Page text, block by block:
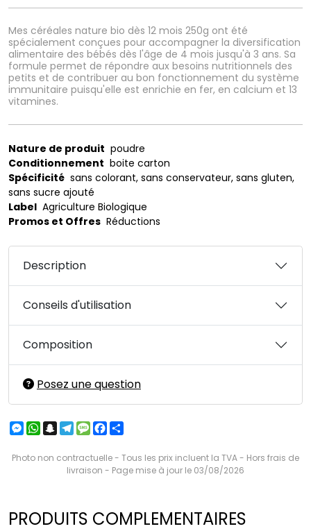
Mes céréales nature bio dès 12 mois 250g ont été
spécialement conçues pour accompagner la diversification
alimentaire des bébés dès l'âge de 4 mois jusqu'à 3 ans. Sa
formule permet de répondre aux besoins nutritionnels des
petits et de contribuer au bon fonctionnement du système
immunitaire puisqu'elle est enrichie en fer, en calcium et 13
vitamines.
Nature de produit poudre
Conditionnement boite carton
Spécificité sans colorant, sans conservateur, sans gluten,
sans sucre ajouté
Label Agriculture Biologique
Promos et Offres Réductions
Description
Conseils d'utilisation
Composition
Posez une question
Messenger
WhatsApp
Snapchat
Telegram
MessageFacebook
Photo non contractuelle - Tous les prix incluent la TVA - Hors frais de
livraison - Page mise à jour le 03/08/2026
PRODUITS COMPLEMENTAIRES